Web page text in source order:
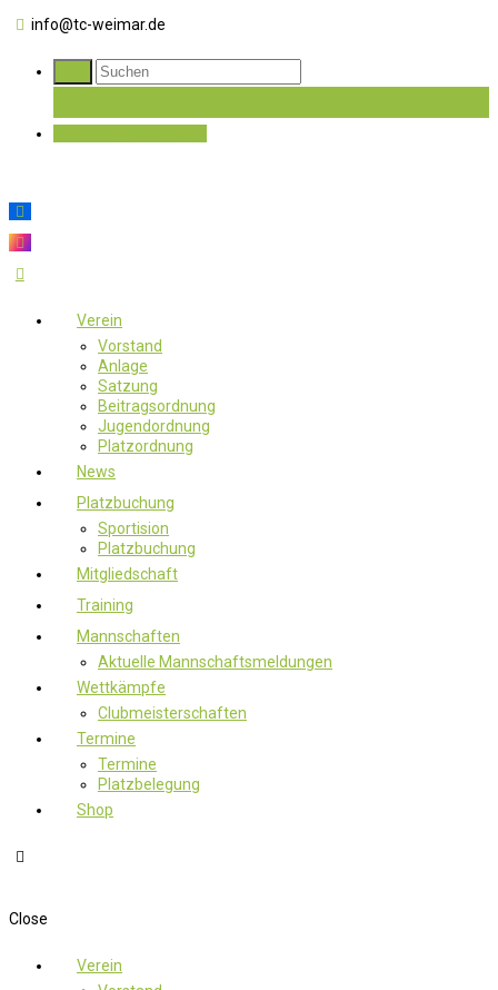
info@tc-weimar.de
Verein
Vorstand
Anlage
Satzung
Beitragsordnung
Jugendordnung
Platzordnung
News
Platzbuchung
Sportision
Platzbuchung
Mitgliedschaft
Training
Mannschaften
Aktuelle Mannschaftsmeldungen
Wettkämpfe
Clubmeisterschaften
Termine
Termine
Platzbelegung
Shop
Close
Verein